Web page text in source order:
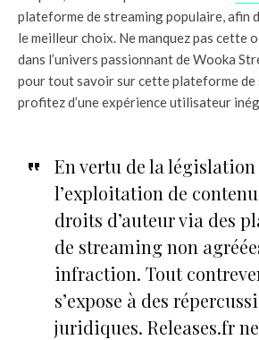
plateforme de streaming populaire, afin
le meilleur choix. Ne manquez pas cette
dans l’univers passionnant de Wooka
pour tout savoir sur cette plateforme
profitez d’une expérience utilisateur
En vertu de la
l’exploitation de
droits d’auteur via des
de streaming non
infraction. Tout
s’expose à des
juridiques. Releases.fr